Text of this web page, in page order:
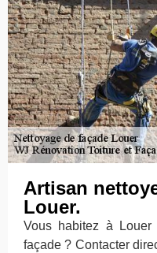
Artisan
Louer.
Vous habitez à
façade ? Contacter